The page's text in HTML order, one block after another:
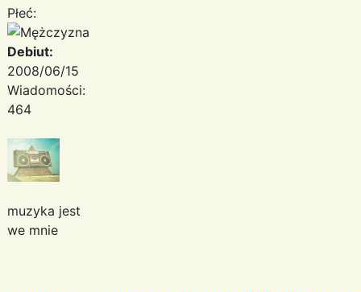
Płeć:
Debiut:
2008/06/15
Wiadomości:
464
muzyka jest
we mnie